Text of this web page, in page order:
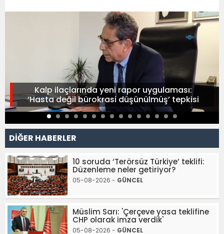
Kalp ilaçlarında yeni rapor uygulaması:
‘Hasta değil bürokrasi düşünülmüş’ tepkisi
DİĞER HABERLER
10 soruda ‘Terörsüz Türkiye’ teklifi:
Düzenleme neler getiriyor?
05-08-2026 - GÜNCEL
Müslim Sarı: 'Çerçeve yasa teklifine
CHP olarak imza verdik'
05-08-2026 - GÜNCEL